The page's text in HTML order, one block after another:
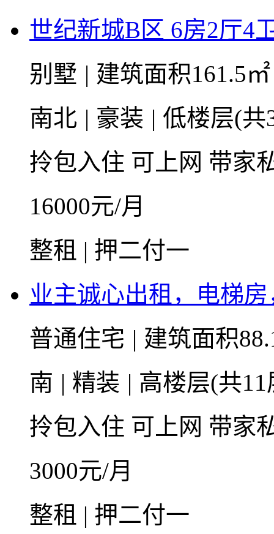
世纪新城B区 6房2厅4
别墅 | 建筑面积161.5
南北 | 豪装 | 低楼层(
拎包入住 可上网 带家
16000元/月
整租 | 押二付一
业主诚心出租，电梯
普通住宅 | 建筑面积
南 | 精装 | 高楼层(共
拎包入住 可上网 带家
3000元/月
整租 | 押二付一